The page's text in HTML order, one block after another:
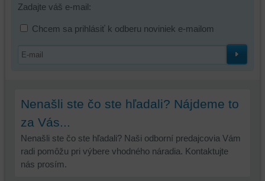
Zadajte váš e-mail:
Chcem sa prihlásiť k odberu noviniek e-mailom
Nenašli ste čo ste hľadali? Nájdeme to
za Vás...
Nenašli ste čo ste hľadali? Naši odborní predajcovia Vám
radi pomôžu pri výbere vhodného náradia. Kontaktujte
nás prosím.
bez
používať
a/alebo
strán,
atď.